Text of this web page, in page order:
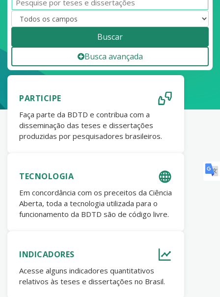
Buscar
Busca avançada
PARTICIPE
Faça parte da BDTD e contribua com a
disseminação das teses e dissertações
produzidas por pesquisadores brasileiros.
TECNOLOGIA
Em concordância com os preceitos da Ciência
Aberta, toda a tecnologia utilizada para o
funcionamento da BDTD são de código livre.
INDICADORES
Acesse alguns indicadores quantitativos
relativos às teses e dissertações no Brasil.